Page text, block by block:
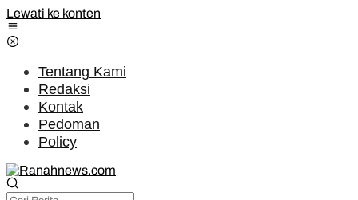
Lewati ke konten
Tentang Kami
Redaksi
Kontak
Pedoman
Policy